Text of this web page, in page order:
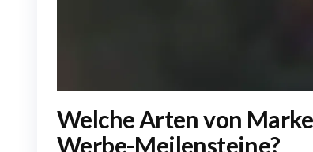
Welche Arten von
Werbe-Meilensteine?